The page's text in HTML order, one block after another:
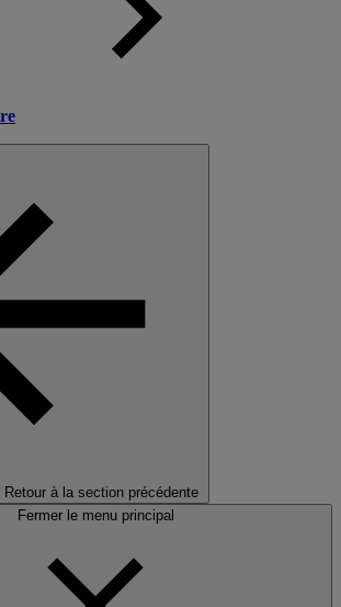
Retour à la section précédente
Fermer le menu principal